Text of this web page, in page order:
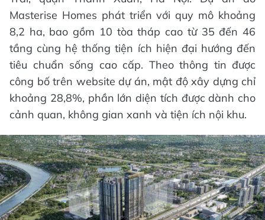
Masterise Homes phát triển với quy mô khoảng
8,2 ha, bao gồm 10 tòa tháp cao từ 35 đến 46
tầng cùng hệ thống tiện ích hiện đại hướng đến
tiêu chuẩn sống cao cấp. Theo thông tin được
công bố trên website dự án, mật độ xây dựng chỉ
khoảng 28,8%, phần lớn diện tích được dành cho
cảnh quan, không gian xanh và tiện ích nội khu.